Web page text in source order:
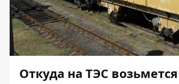
Откуда на ТЭС возьмется